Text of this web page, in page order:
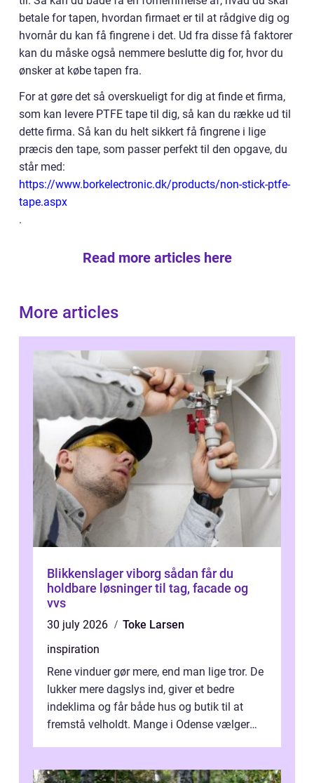
betale for tapen, hvordan firmaet er til at rådgive dig og
hvornår du kan få fingrene i det. Ud fra disse få faktorer
kan du måske også nemmere beslutte dig for, hvor du
ønsker at købe tapen fra.
For at gøre det så overskueligt for dig at finde et firma,
som kan levere PTFE tape til dig, så kan du række ud til
dette firma. Så kan du helt sikkert få fingrene i lige
præcis den tape, som passer perfekt til den opgave, du
står med:
https://www.borkelectronic.dk/products/non-stick-ptfe-
tape.aspx
.
Read more articles here
More articles
Blikkenslager viborg sådan får du
holdbare løsninger til tag, facade og
vvs
30 july 2026
Toke Larsen
inspiration
Rene vinduer gør mere, end man lige tror. De
lukker mere dagslys ind, giver et bedre
indeklima og får både hus og butik til at
fremstå velholdt. Mange i Odense vælger